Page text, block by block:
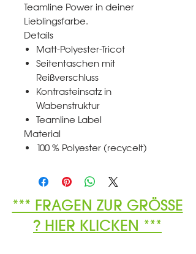
Teamline Power in deiner
Lieblingsfarbe.
Details
Matt-Polyester-Tricot
Seitentaschen mit
Reißverschluss
Kontrasteinsatz in
Wabenstruktur
Teamline Label
Material
100 % Polyester (recycelt)
*** FRAGEN ZUR GRÖSSE
? HIER KLICKEN ***